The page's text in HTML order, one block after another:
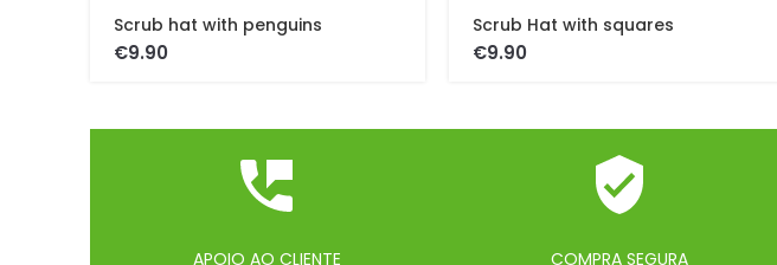
Scrub hat with penguins
€
Scrub Hat with squares
€
APOIO AO CLIENTE
COMPRA SEGURA